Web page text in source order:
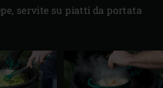
servite su piatti da portata